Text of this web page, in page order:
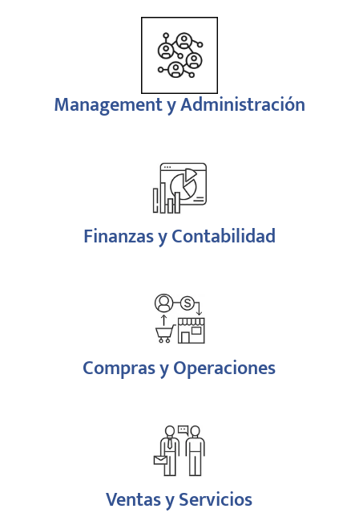
!
Management y Administración
!
Finanzas y Contabilidad
!
Compras y Operaciones
!
Ventas y Servicios